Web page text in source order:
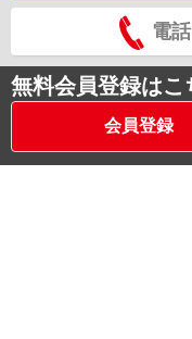
電
無料会員登録はこ
会員登録